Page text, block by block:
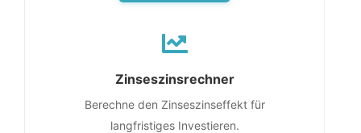
Zinseszinsrechner
Berechne den Zinseszinseffekt für
langfristiges Investieren.